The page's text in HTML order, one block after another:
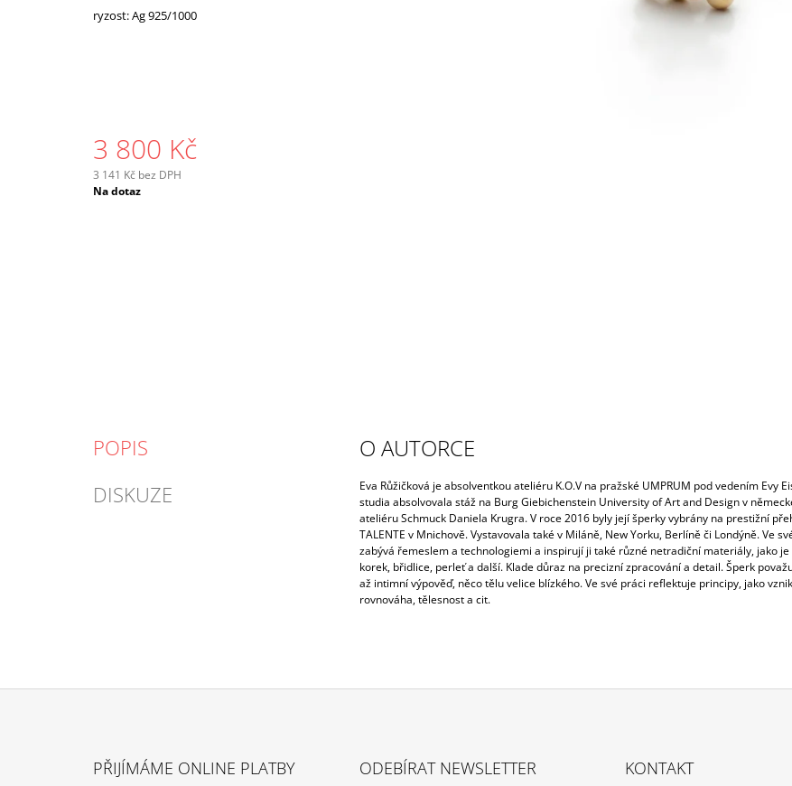
ryzost: Ag 925/1000
3 800 Kč
3 141 Kč bez DPH
Měrná
Na dotaz
POPIS
DISKUZE
O AUTORCE
Eva Růžičková je absolventkou ateliéru K.O.V na pražské UMPRUM pod vedením Evy
studia absolvovala stáž na Burg Giebichenstein University of Art and Design v
ateliéru Schmuck Daniela Krugra. V roce 2016 byly její šperky vybrány na prestižní
TALENTE v Mnichově. Vystavovala také v Miláně, New Yorku, Berlíně či Londýně.Ve
zabývá řemeslem a technologiemi a inspirují ji také různé netradiční materiály, jako je
korek, břidlice, perleť a další. Klade důraz na precizní zpracování a detail. Šperk
až intimní výpověď, něco tělu velice blízkého. Ve své práci reflektuje principy, jako
rovnováha, tělesnost a cit.
PŘIJÍMÁME ONLINE PLATBY ODEBÍRAT NEWSLETTER KONTAKT